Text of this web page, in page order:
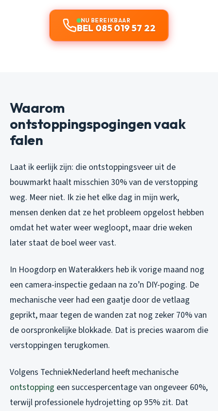
NU BEREIKBAAR
BEL 085 019 57 22
Waarom
ontstoppingspogingen vaak
falen
Laat ik eerlijk zijn: die ontstoppingsveer uit de
bouwmarkt haalt misschien 30% van de verstopping
weg. Meer niet. Ik zie het elke dag in mijn werk,
mensen denken dat ze het probleem opgelost hebben
omdat het water weer wegloopt, maar drie weken
later staat de boel weer vast.
In Hoogdorp en Waterakkers heb ik vorige maand nog
een camera-inspectie gedaan na zo’n DIY-poging. De
mechanische veer had een gaatje door de vetlaag
geprikt, maar tegen de wanden zat nog zeker 70% van
de oorspronkelijke blokkade. Dat is precies waarom die
verstoppingen terugkomen.
Volgens TechniekNederland heeft mechanische
ontstopping een succespercentage van ongeveer 60%,
terwijl professionele hydrojetting op 95% zit. Dat